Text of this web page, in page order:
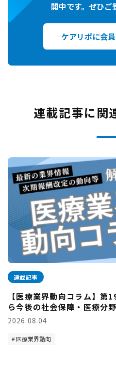
開中です。ぜひご
ケアリポに会
連載記事に関
連載記事
【医療業界動向コラム】第
ら今後の社会保障・医療
2026.08.04
医療業界動向